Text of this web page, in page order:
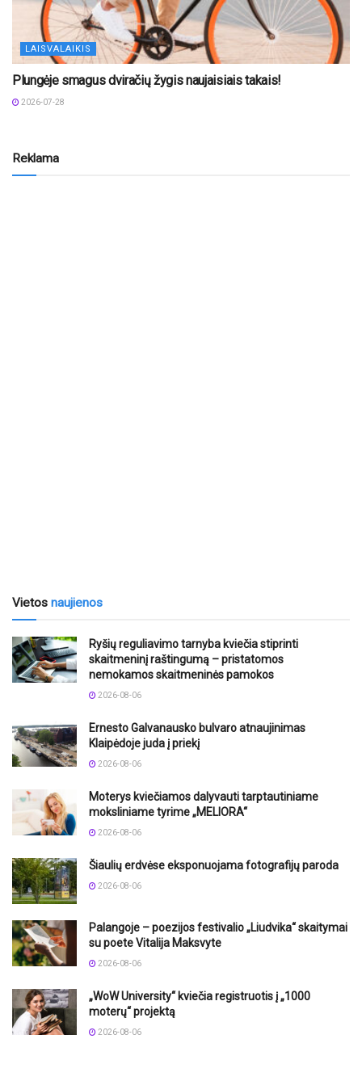
LAISVALAIKIS
Plungėje smagus dviračių žygis naujaisiais takais!
2026-07-28
Reklama
Vietos naujienos
Ryšių reguliavimo tarnyba kviečia stiprinti
skaitmeninį raštingumą – pristatomos
nemokamos skaitmeninės pamokos
2026-08-06
Ernesto Galvanausko bulvaro atnaujinimas
Klaipėdoje juda į priekį
2026-08-06
Moterys kviečiamos dalyvauti tarptautiniame
moksliniame tyrime „MELIORA“
2026-08-06
Šiaulių erdvėse eksponuojama fotografijų paroda
2026-08-06
Palangoje – poezijos festivalio „Liudvika“ skaitymai
su poete Vitalija Maksvyte
2026-08-06
„WoW University“ kviečia registruotis į „1000
moterų“ projektą
2026-08-06